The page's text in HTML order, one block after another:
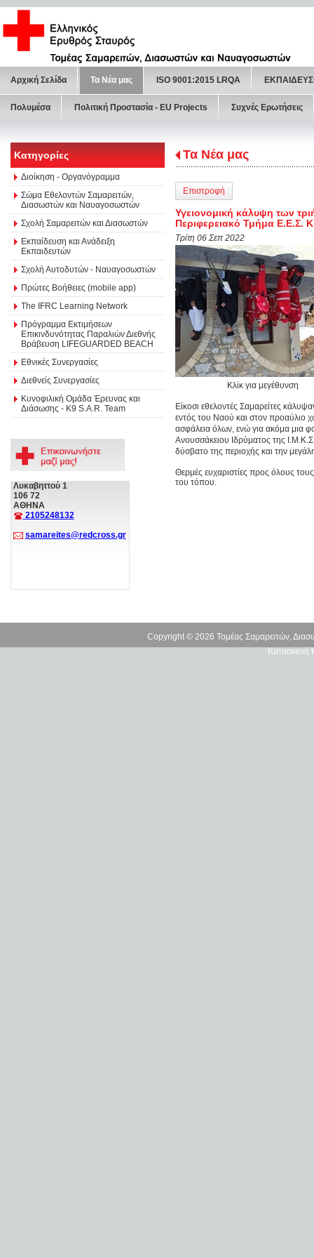
Αρχική Σελίδα Τα Νέα μας ISO 9001:2015 LRQA
Πολυμέσα Πολιτική Προστασία - ΕU Projects Συχνές Ερωτήσεις
Κατηγορίες
Διοίκηση - Οργανόγραμμα
Σώμα Εθελοντών Σαμαρειτών,
Διασωστών και Ναυαγοσωστών
Σχολή Σαμαρειτών και Διασωστών
Εκπαίδευση και Ανάδειξη
Εκπαιδευτών
Σχολή Αυτοδυτών - Ναυαγοσωστών
Πρώτες Βοήθειες (mobile app)
The IFRC Learning Network
Πρόγραμμα Εκτιμήσεων
Επικινδυνότητας Παραλιών Διεθνής
Βράβευση LIFEGUARDED BEACH
Εθνικές Συνεργασίες
Διεθνείς Συνεργασίες
Κυνοφιλική Ομάδα Έρευνας και
Διάσωσης - Κ9 S.A.R. Team
Λυκαβηττού 1
106 72
ΑΘΗΝΑ
2105248132
samareites@redcross.gr
Τα Νέα μας
Επιστροφή
Υγειονομική κάλυψη των
Περιφερειακό Τμήμα Ε.Ε.Σ.
Τρίτη 06 Σεπ 2022
Κλίκ για μεγέθυνση
Είκοσι εθελοντές Σαμαρείτες
εντός του Ναού και στον προαύλιο
ασφάλεια όλων, ενώ για ακόμα μια
Ανουσσάκειου Ιδρύματος της
δύσβατο της περιοχής και την
Θερμές ευχαριστίες προς όλους
του τόπου.
Copyright © 2026 Τομέας Σαμαρειτών,
Κατασκευή